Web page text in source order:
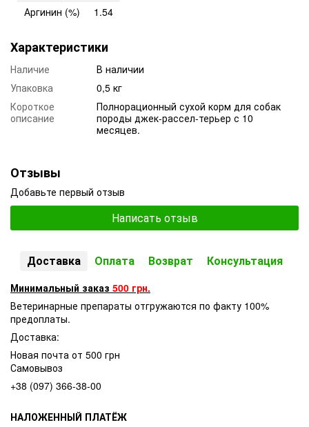
Аргинин (%)
1.54
Характеристики
Наличие
В наличии
Упаковка
0,5 кг
Короткое
описание
Полнорационный сухой корм для собак
породы джек-рассел-терьер с 10
месяцев.
Отзывы
Добавьте первый отзыв
Написать отзыв
Доставка Оплата Возврат Консультация
Минимальный заказ 500 грн.
Ветеринарные препараты отгружаются по факту 100%
предоплаты.
Доставка:
Новая почта от 500 грн
Самовывоз
+38 (097) 366-38-00
НАЛОЖЕННЫЙ ПЛАТЁЖ